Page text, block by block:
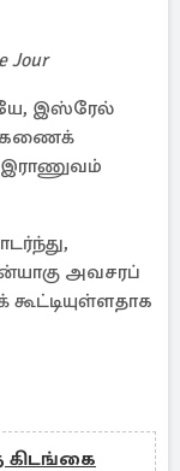
Jour
இஸ்ரேல்
அவசரப்
கிடங்கை